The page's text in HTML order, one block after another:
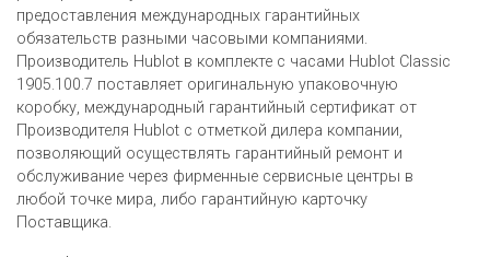
предоставления международных гарантийных
обязательств разными часовыми компаниями.
Производитель Hublot в комплекте с часами Hublot Classic
1905.100.7 поставляет оригинальную упаковочную
коробку, международный гарантийный сертификат от
Производителя Hublot c отметкой дилера компании,
позволяющий осуществлять гарантийный ремонт и
обслуживание через фирменные сервисные центры в
любой точке мира, либо гарантийную карточку
Поставщика.